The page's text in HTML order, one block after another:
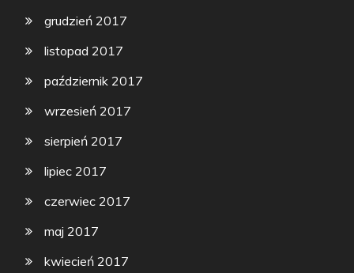
grudzień 2017
listopad 2017
październik 2017
wrzesień 2017
sierpień 2017
lipiec 2017
czerwiec 2017
maj 2017
kwiecień 2017